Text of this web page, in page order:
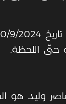
اللحظة.